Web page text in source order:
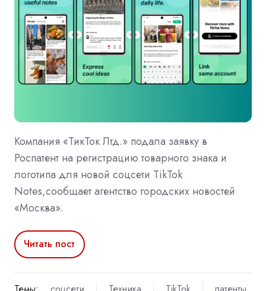
Компания «ТикТок Лтд.» подала заявку в
Роспатент на регистрацию товарного знака и
логотипа для новой соцсети TikTok
Notes,сообщает агентство городских новостей
«Москва».
Читать пост